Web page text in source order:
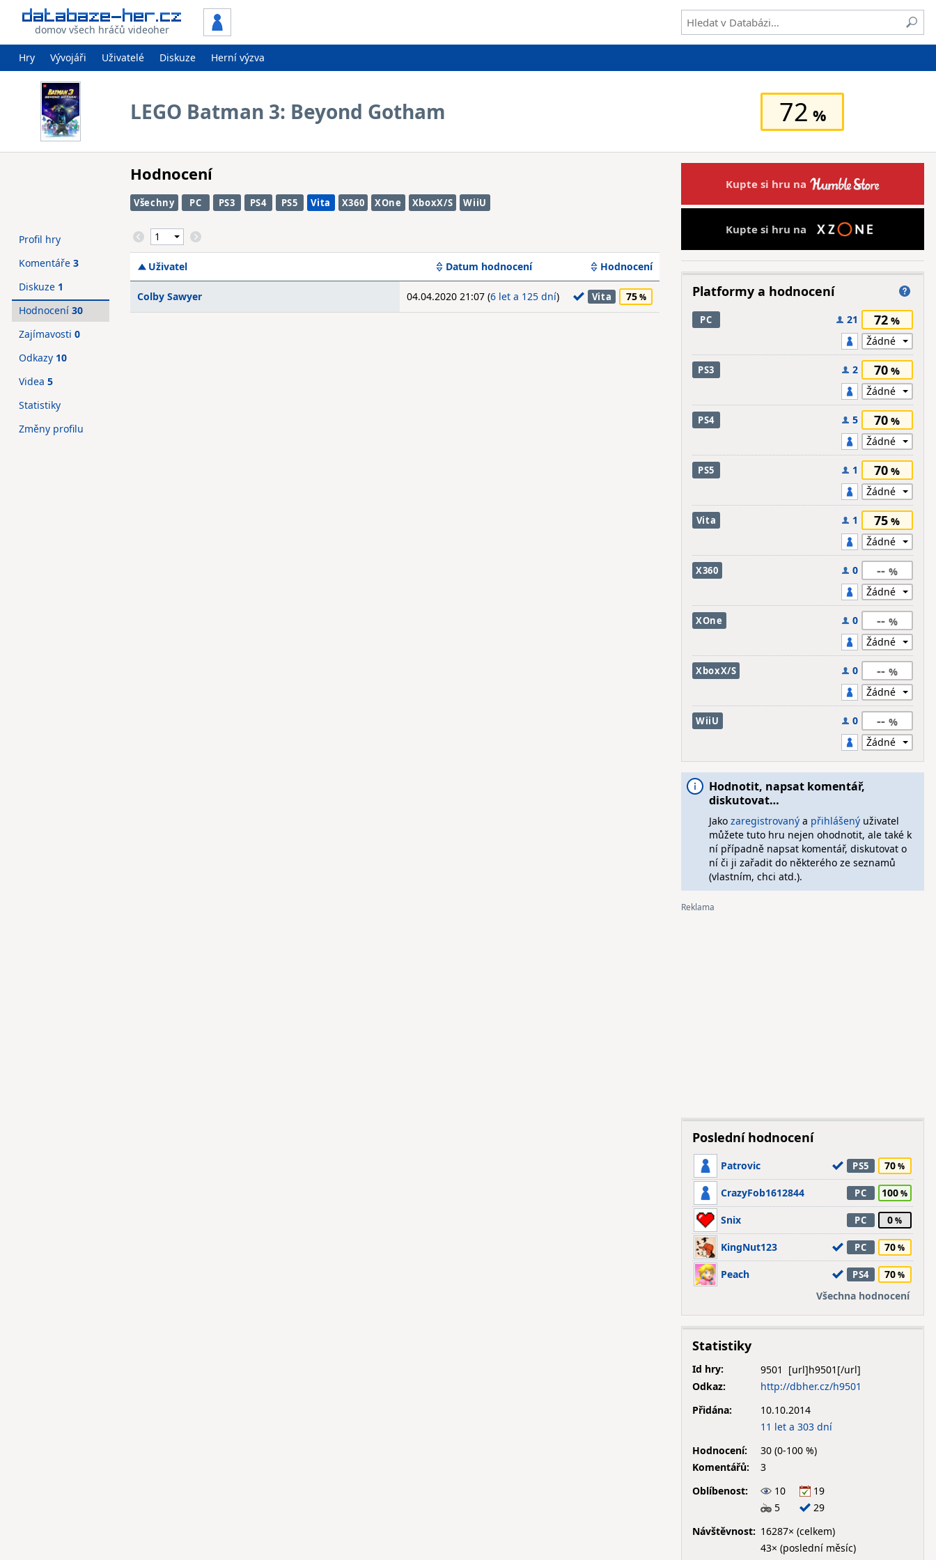
domov všech hráčů videoher
Hry Vývojáři Uživatelé Diskuze Herní výzva
LEGO Batman 3: Beyond Gotham 72
Hodnocení
Všechny PC PS3 PS4 PS5 Vita X360 XOne XboxX/S WiiU
Uživatel Datum hodnocení Hodnocení
Colby Sawyer 04.04.2020 21:07 (6 let a 125 dní) Vita 75
Profil hry
Komentáře 3
Diskuze 1
Hodnocení 30
Zajímavosti 0
Odkazy 10
Videa 5
Statistiky
Změny profilu
Kupte si hru na
Kupte si hru na
Platformy a hodnocení
PC 21 72
PS3 2 70
PS4 5 70
PS5 1 70
Vita 1 75
X360 0 --
XOne 0 --
XboxX/S 0 --
WiiU 0 --
Hodnotit, napsat komentář,
diskutovat…
Jako zaregistrovanýa přihlášenýuživatel
můžete tuto hru nejen ohodnotit, ale také k
ní případně napsat komentář, diskutovat o
ní či ji zařadit do některého ze seznamů
(vlastním, chci atd.).
Poslední hodnocení
Patrovic PS5 70
CrazyFob1612844 PC 100
Snix PC 0
KingNut123 PC 70
Peach PS4
70
Všechna hodnocení
Statistiky
Id hry:
9501
Odkaz:
http://dbher.cz/h9501
Přidána:
10.10.2014
11 let a 303 dní
Hodnocení:
30 (0-100 %)
Komentářů:
3
Oblíbenost:
10
19
5
29
Návštěvnost: 16287× (celkem)
43× (poslední měsíc)